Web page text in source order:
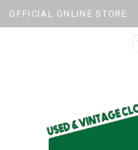
OFFICIAL ONLINE STORE